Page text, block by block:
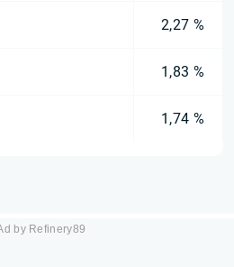
2,27 %
1,83 %
1,74 %
by Refinery89